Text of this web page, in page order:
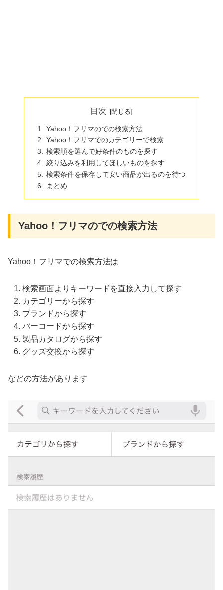
目次
Yahoo！フリマのでの検索方法
Yahoo！フリマでのカテゴリーで検索
検索順を選んで好条件のものを探す
絞り込みを利用してほしいものを探す
検索条件を保存して安い商品が出るのを待つ
まとめ
Yahoo！フリマのでの検索方法
Yahoo！フリマでの検索方法は
検索画面よりキーワードを直接入力して探す
カテゴリーから探す
ブランドから探す
バーコードから探す
製品カタログから探す
グッズ交換から探す
などの方法があります